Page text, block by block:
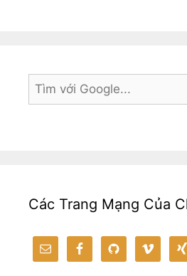
Các Trang Mạng Của